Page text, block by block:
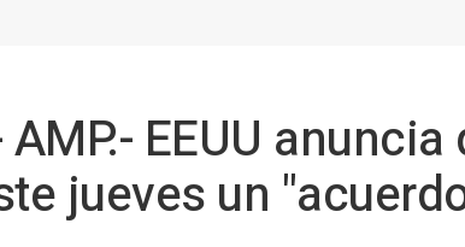
EEUU anuncia
jueves un